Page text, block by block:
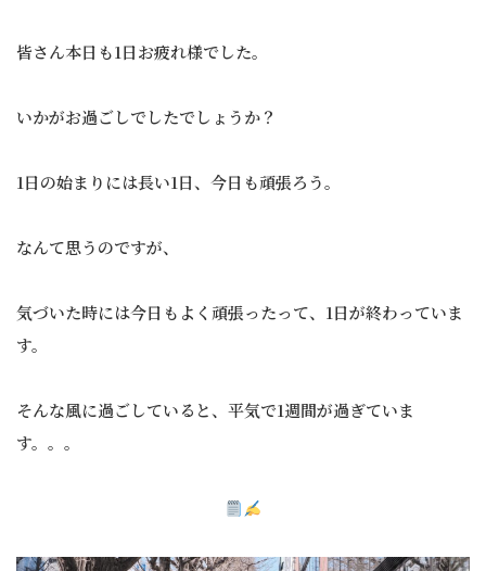
皆さん本日も1日お疲れ様でした。
いかがお過ごしでしたでしょうか？
1日の始まりには長い1日、今日も頑張ろう。
なんて思うのですが、
気づいた時には今日もよく頑張ったって、1日が終わっていま
す。
そんな風に過ごしていると、平気で1週間が過ぎていま
す。。。